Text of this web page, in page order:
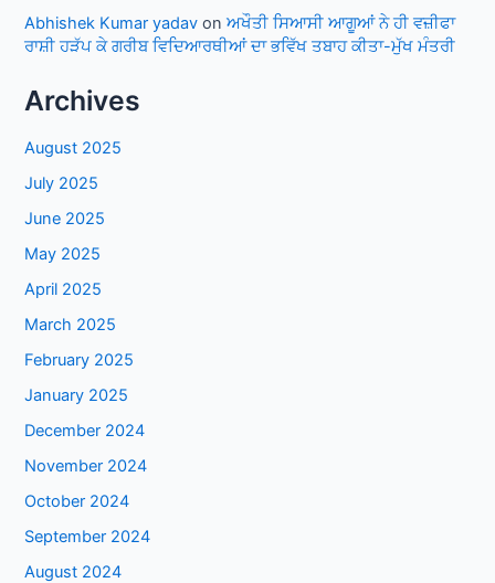
Abhishek Kumar yadav onਅਖੌਤੀ ਸਿਆਸੀ ਆਗੂਆਂ ਨੇ ਹੀ ਵਜ਼ੀਫਾ
ਰਾਸ਼ੀ ਹੜੱਪ ਕੇ ਗਰੀਬ ਵਿਦਿਆਰਥੀਆਂ ਦਾ ਭਵਿੱਖ ਤਬਾਹ ਕੀਤਾ-ਮੁੱਖ ਮੰਤਰੀ
Archives
August 2025
July 2025
June 2025
May 2025
April 2025
March 2025
February 2025
January 2025
December 2024
November 2024
October 2024
September 2024
August 2024